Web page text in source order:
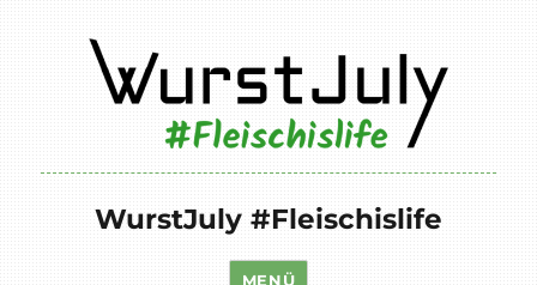
WurstJuly #Fleischislife
MENÜ